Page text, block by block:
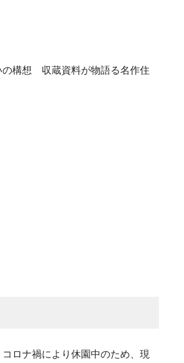
の構想 収蔵資料が物語る名作住
ロナ禍により休園中のため、現